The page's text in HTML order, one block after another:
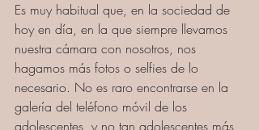
Es muy habitual que, en la sociedad de
hoy en día, en la que siempre llevamos
nuestra cámara con nosotros, nos
hagamos más fotos o selfies de lo
necesario. No es raro encontrarse en la
galería del teléfono móvil de los
adolescentes, y no tan adolescentes más